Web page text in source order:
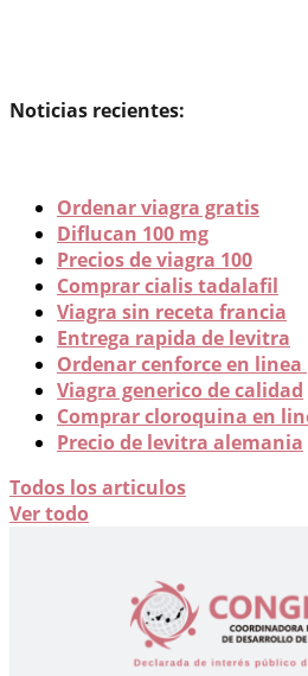
Noticias recientes:
Ordenar viagra gratis
Diflucan 100 mg
Precios de viagra 100
Comprar cialis tadalafil
Viagra sin receta francia
Entrega rapida de levitra
Ordenar cenforce en
Viagra generico de calidad
Comprar cloroquina en
Precio de levitra alemania
Todos los articulos
Ver todo